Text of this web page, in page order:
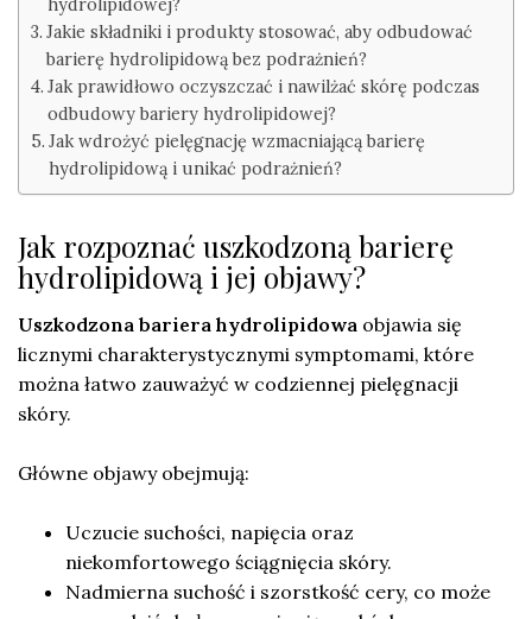
Jakie składniki i produkty stosować, aby odbudować
barierę hydrolipidową bez podrażnień?
Jak prawidłowo oczyszczać i nawilżać skórę podczas
odbudowy bariery hydrolipidowej?
Jak wdrożyć pielęgnację wzmacniającą barierę
hydrolipidową i unikać podrażnień?
Jak rozpoznać uszkodzoną barierę
hydrolipidową i jej objawy?
Uszkodzona bariera hydrolipidowa objawia się
licznymi charakterystycznymi symptomami, które
można łatwo zauważyć w codziennej pielęgnacji
skóry.
Główne objawy obejmują:
Uczucie suchości, napięcia oraz
niekomfortowego ściągnięcia skóry.
Nadmierna suchość i szorstkość cery, co może